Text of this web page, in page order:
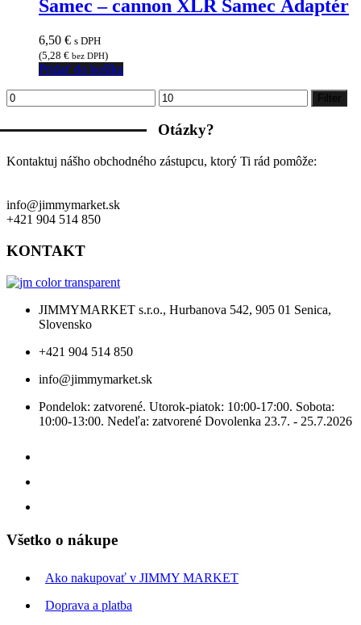
Samec – cannon XLR Samec Adaptér
6,50 € s DPH
(5,28 € bez DPH)
Pridať do košíka
Minimálna
cena
Maximálna
cena
Filter
Otázky?
Kontaktuj nášho obchodného zástupcu, ktorý Ti rád pomôže:
info@jimmymarket.sk
+421 904 514 850
KONTAKT
JIMMYMARKET s.r.o., Hurbanova 542, 905 01 Senica,
Slovensko
+421 904 514 850
info@jimmymarket.sk
Pondelok: zatvorené. Utorok-piatok: 10:00-17:00. Sobota:
10:00-13:00. Nedeľa: zatvorené Dovolenka 23.7. - 25.7.2026
Všetko o nákupe
Ako nakupovať v JIMMY MARKET
Doprava a platba